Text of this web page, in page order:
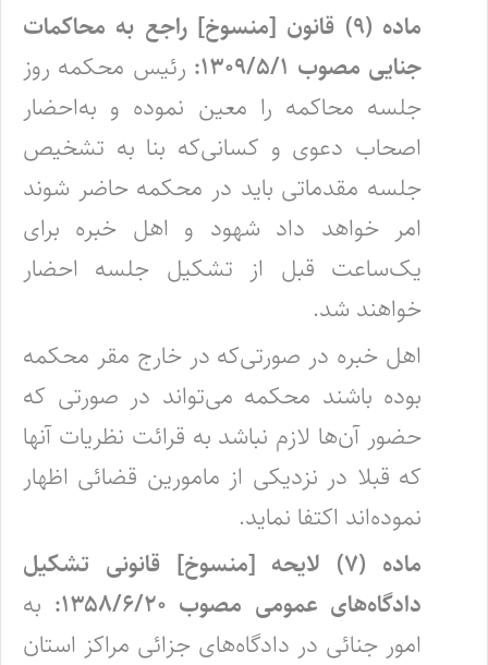
ماده (۹) قانون [منسوخ] راجع به محاکمات
جنایی مصوب ۱۳۰۹/۵/۱:
رئیس محکمه روز
جلسه محاکمه را معین نموده و به‌احضار
اصحاب دعوی و کسانی‌که بنا به تشخیص
جلسه مقدماتی باید در محکمه ‌حاضر شوند
امر خواهد داد شهود و اهل خبره برای
یک‌ساعت قبل از تشکیل جلسه احضار
خواهند شد.
‌اهل خبره در صورتی‌که در خارج مقر محکمه
بوده باشند محکمه می‌تواند در صورتی که
حضور آن‌ها لازم نباشد به قرائت نظریات آنها
که قبلا در‌ نزدیکی از مامورین قضائی اظهار
نموده‌اند اکتفا نماید.
ماده (۷) لایحه [منسوخ] قانونی تشکیل
دادگاه‌های عمومی مصوب ۱۳۵۸/۶/۲۰:
به
امور جنائی در دادگاه‌های جزائی مراکز استان